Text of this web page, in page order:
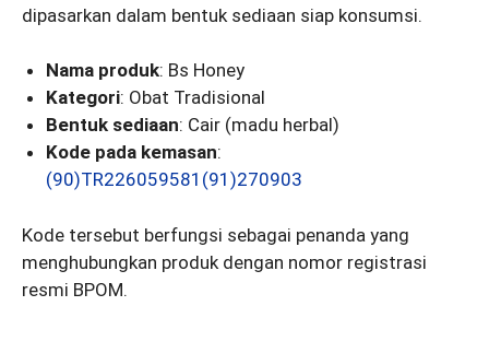
dipasarkan dalam bentuk sediaan siap konsumsi.
Nama produk: Bs Honey
Kategori: Obat Tradisional
Bentuk sediaan: Cair (madu herbal)
Kode pada kemasan:
(90)TR226059581(91)270903
Kode tersebut berfungsi sebagai penanda yang
menghubungkan produk dengan nomor registrasi
resmi BPOM.